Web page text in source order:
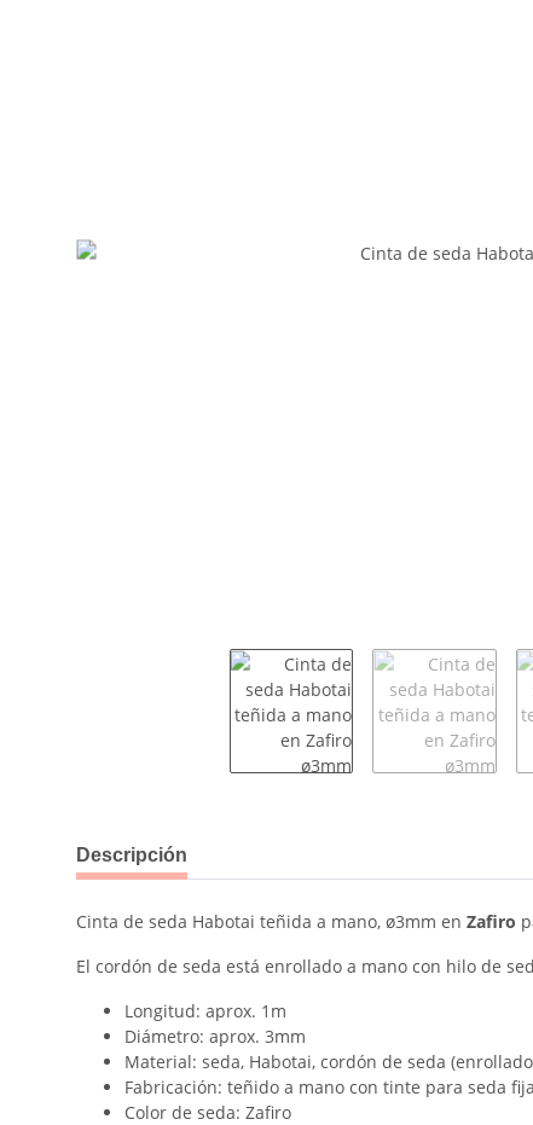
#productDetails.showMoreTabs#
Descripción
Cinta de seda Habotai teñida a mano, ø3mm en Zafiro
El cordón de seda está enrollado a mano con hilo de
Longitud: aprox. 1m
Diámetro: aprox. 3mm
Material: seda, Habotai, cordón de seda
Fabricación: teñido a mano con tinte para seda
Color de seda: Zafiro